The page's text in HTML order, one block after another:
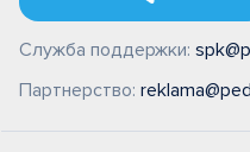
Служба поддержки:
Партнерство: